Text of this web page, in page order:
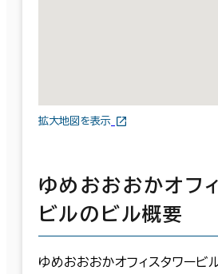
拡大地図を表示
ゆめおおおかオフ
ビルのビル概要
ゆめおおおかオフィスタワー